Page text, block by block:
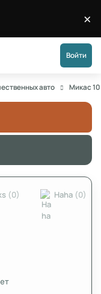
×
Войти
авто Микас
(0) Haha (0)